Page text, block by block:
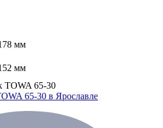
мм
мм
65-30 в Ярославле